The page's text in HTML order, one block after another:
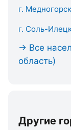
г. Медногорск
г. Соль-
→ Все
область)
Другие